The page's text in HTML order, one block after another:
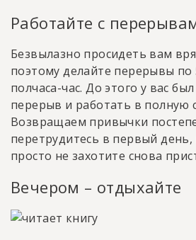
Работайте с
Безвылазно просидеть вам
поэтому делайте перерывы
полчаса-час. До этого у вас
перерыв и работать в полную
Возвращаем привычки
перетрудитесь в первый
просто не захотите снова
Вечером – отдыхайте